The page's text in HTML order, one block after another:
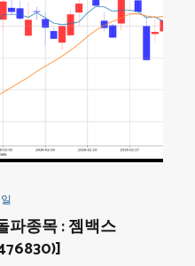
파종목 : 젬백스